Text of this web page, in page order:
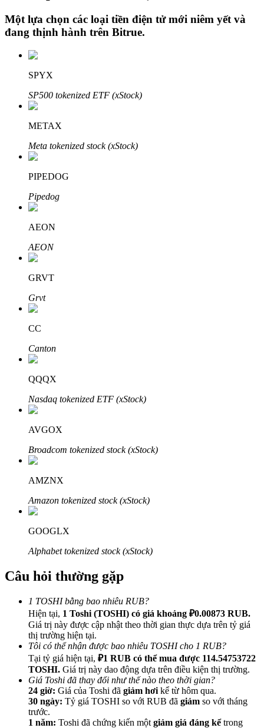
Đầu tư cố định và quản lý tài chính
Tận hưởng việc quản lý tài chính hiện tại và thu nhập lâu dài
Staking 101
Tìm hiểu về kiếm thu nhập thụ động
Đối tác Bitrue
Đối tác Bitrue
Mời một người bạn để nhận phần thưởng tiền mặt
BTC Welcome Rewards
Một lựa chọn các loại tiền điện tử mới niêm yết và
đang thịnh hành trên Bitrue.
SPYX
SP500 tokenized ETF (xStock)
METAX
Meta tokenized stock (xStock)
PIPEDOG
Pipedog
AEON
AEON
GRVT
Grvt
CC
Canton
QQQX
Nasdaq tokenized ETF (xStock)
AVGOX
Broadcom tokenized stock (xStock)
AMZNX
Amazon tokenized stock (xStock)
GOOGLX
Alphabet tokenized stock (xStock)
Câu hỏi thường gặp
1 TOSHI bằng bao nhiêu RUB?
Hiện tại, 1 Toshi (TOSHI) có giá khoảng ₽0.00873 RUB.
Giá trị này được cập nhật theo thời gian thực dựa trên tỷ giá
thị trường hiện tại.
Tôi có thể nhận được bao nhiêu TOSHI cho 1 RUB?
Tại tỷ giá hiện tại, ₽1 RUB có thể mua được 114.54753722
TOSHI. Giá trị này dao động dựa trên điều kiện thị trường.
Giá Toshi đã thay đổi như thế nào theo thời gian?
24 giờ: Giá của Toshi đã giảm hơi kể từ hôm qua.
30 ngày: Tỷ giá TOSHI so với RUB đã giảm so với tháng
trước.
1 năm: Toshi đã chứng kiến một giảm giá đáng kểtrong